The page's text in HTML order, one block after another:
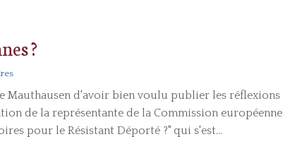
?
Mauthausen d'avoir bien voulu publier les réflexions
de la représentante de la Commission européenne,
pour le Résistant Déporté ?" qui s'est...